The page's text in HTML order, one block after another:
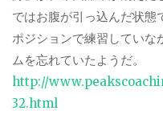
ではお腹が引っ込んだ状態
ポジションで練習していな
ムを忘れていたようだ。
http://
32.html